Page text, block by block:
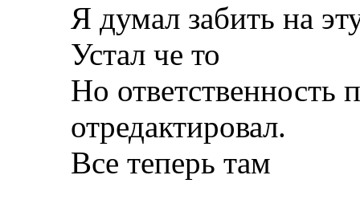
Я думал забить на
Устал че то
Но ответственность
отредактировал.
Все теперь там